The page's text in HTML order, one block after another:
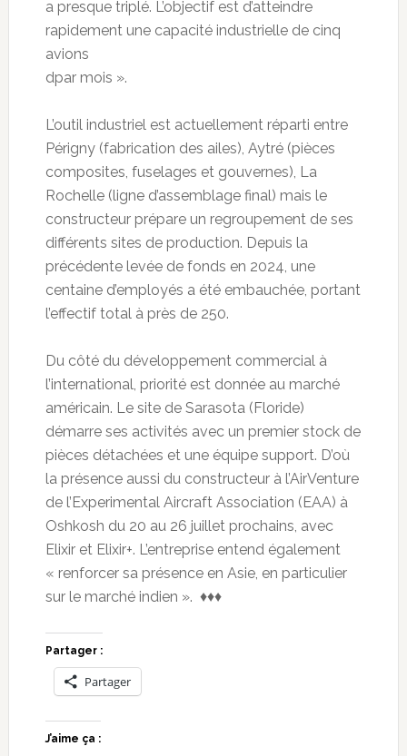
a presque triplé. L’objectif est d’atteindre
rapidement une capacité industrielle de cinq
avions
dpar mois ».
L’outil industriel est actuellement réparti entre
Périgny (fabrication des ailes), Aytré (pièces
composites, fuselages et gouvernes), La
Rochelle (ligne d’assemblage final) mais le
constructeur prépare un regroupement de ses
différents sites de production. Depuis la
précédente levée de fonds en 2024, une
centaine d’employés a été embauchée, portant
l’effectif total à près de 250.
Du côté du développement commercial à
l’international, priorité est donnée au marché
américain. Le site de Sarasota (Floride)
démarre ses activités avec un premier stock de
pièces détachées et une équipe support. D’où
la présence aussi du constructeur à l’AirVenture
de l’Experimental Aircraft Association (EAA) à
Oshkosh du 20 au 26 juillet prochains, avec
Elixir et Elixir+. L’entreprise entend également
« renforcer sa présence en Asie, en particulier
sur le marché indien ». ♦♦♦
Partager :
Partager
J’aime ça :